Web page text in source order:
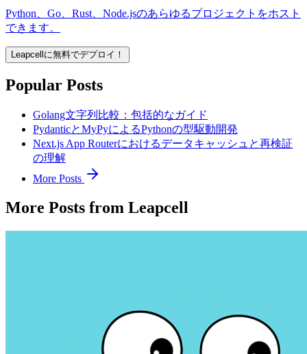
Python、Go、Rust、Node.jsのあらゆるプロジェクトをホスト
できます。
Leapcellに無料でデプロイ！
Popular Posts
Golang文字列比較：包括的なガイド
PydanticとMyPyによるPythonの型駆動開発
Next.js App Routerにおけるデータキャッシュと再検証
の理解
More Posts
More Posts from Leapcell